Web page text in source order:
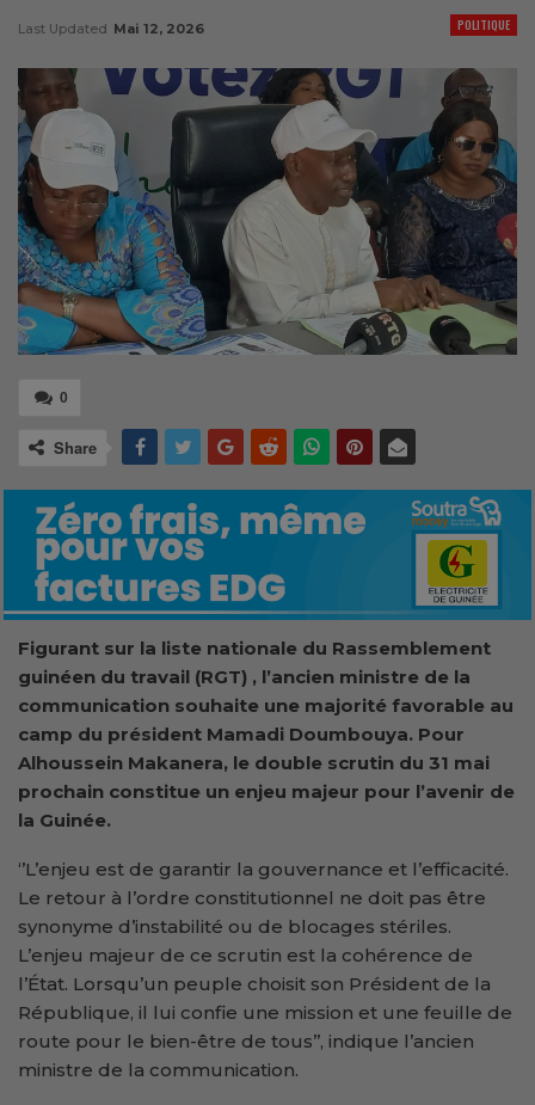
POLITIQUE
Last Updated Mai 12, 2026
0
Share
Figurant sur la liste nationale du Rassemblement
guinéen du travail (RGT) , l’ancien ministre de la
communication souhaite une majorité favorable au
camp du président Mamadi Doumbouya. Pour
Alhoussein Makanera, le double scrutin du 31 mai
prochain constitue un enjeu majeur pour l’avenir de
la Guinée.
‘’L’enjeu est de garantir la gouvernance et l’efficacité.
Le retour à l’ordre constitutionnel ne doit pas être
synonyme d’instabilité ou de blocages stériles.
L’enjeu majeur de ce scrutin est la cohérence de
l’État. Lorsqu’un peuple choisit son Président de la
République, il lui confie une mission et une feuille de
route pour le bien-être de tous’’, indique l’ancien
ministre de la communication.